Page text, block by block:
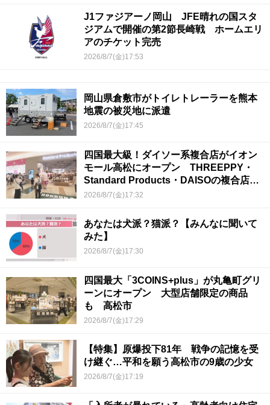
J1ファジアーノ岡山 JFE晴れの国スタ
ジアムで開催の第2節長崎戦 ホームエリ
アのチケット完売
2026/8/7(金)17:53
岡山県倉敷市がトイレトレーラーを熊本
地震の被災地に派遣
2026/8/7(金)17:45
四国最大級！ダイソー系複合店がイオン
モール高松にオープン THREEPPY・
Standard Products・DAISOの複合店は
香川県初
2026/8/7(金)17:32
あなたは犬派？猫派？【みんなに聞いて
みた】
2026/8/7(金)17:30
四国最大「3COINS+plus」が丸亀町グリ
ーンにオープン 大型店舗限定の商品
も 高松市
2026/8/7(金)17:29
【特集】原爆投下81年 戦争の記憶を受
け継ぐ…平和を願う高松市の9歳の少女
2026/8/7(金)17:19